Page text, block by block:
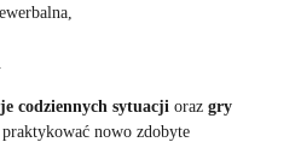
codziennych sytuacji oraz gry
praktykować nowo zdobyte